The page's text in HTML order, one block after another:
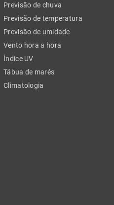
Previsão de chuva
Previsão de temperatura
Previsão de umidade
Vento hora a hora
Índice UV
Tábua de marés
Climatologia